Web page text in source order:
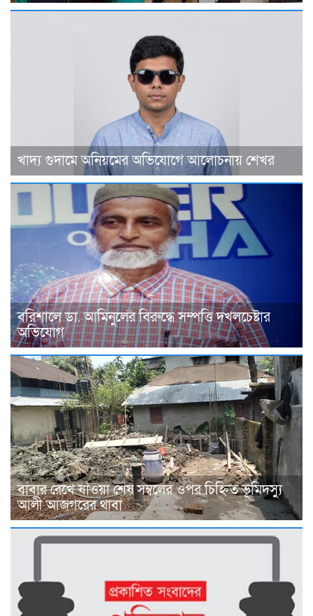
খাদ্য গুদামে অনিয়মের অভিযোগে আলোচনায় শেখর
বরিশালে ডা. আমিনুলের বিরুদ্ধে সম্পত্তি দখলচেষ্টার
অভিযোগ
বাবার রেখে যাওয়া শেষ সম্বলের ওপর চিহ্নিত ভূমিদস্যু
আলী আজগরের থাবা